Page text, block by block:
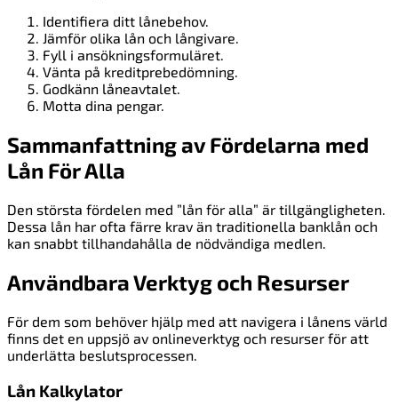
Identifiera ditt lånebehov.
Jämför olika lån och långivare.
Fyll i ansökningsformuläret.
Vänta på kreditprebedömning.
Godkänn låneavtalet.
Motta dina pengar.
Sammanfattning av Fördelarna med
Lån För Alla
Den största fördelen med ”lån för alla” är tillgängligheten.
Dessa lån har ofta färre krav än traditionella banklån och
kan snabbt tillhandahålla de nödvändiga medlen.
Användbara Verktyg och Resurser
För dem som behöver hjälp med att navigera i lånens värld
finns det en uppsjö av onlineverktyg och resurser för att
underlätta beslutsprocessen.
Lån Kalkylator